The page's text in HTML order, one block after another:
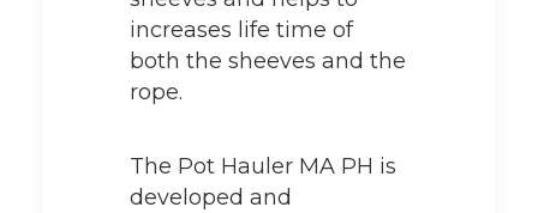
increases life time of
both the sheeves and the
rope.
The Pot Hauler MA PH is
developed and